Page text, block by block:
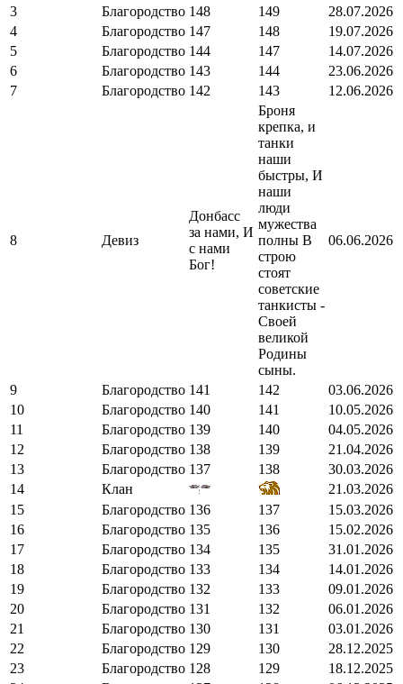
3 Благородство 148 149
28.07.2026
4
Благородство 147 148
19.07.2026
5
Благородство 144 147
14.07.2026
6
Благородство 143 144
23.06.2026
7
Благородство 142 143 12.06.2026
8 Девиз
Донбасс
за нами, И
с нами
Бог!
Броня
крепка, и
танки
наши
быстры, И
наши
люди
мужества
полны В
строю
стоят
советские
танкисты -
Своей
великой
Родины
сыны.
06.06.2026
9 Благородство 141 142
03.06.2026
10
Благородство 140 141
10.05.2026
11
Благородство 139 140
04.05.2026
12
Благородство 138 139
21.04.2026
13
Благородство 137 138
30.03.2026
14
Клан
21.03.2026
15
Благородство 136 137
15.03.2026
16
Благородство 135 136
15.02.2026
17
Благородство 134 135
31.01.2026
18
Благородство 133 134
14.01.2026
19
Благородство 132 133
09.01.2026
20
Благородство 131 132
06.01.2026
21
Благородство 130 131
03.01.2026
22
Благородство 129 130
28.12.2025
23
Благородство 128 129
18.12.2025